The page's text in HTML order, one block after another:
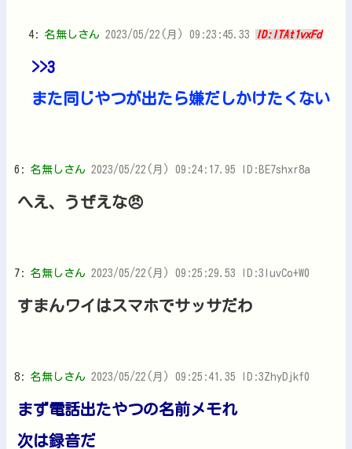
4: 名無しさん 2023/05/22(月) 09:23:45.33 ID:lTAt1vxFd
>>3
また同じやつが出たら嫌だしかけたくない
6: 名無しさん 2023/05/22(月) 09:24:17.95 ID:BE7shxr8a
へえ、うぜえな😠
7: 名無しさん 2023/05/22(月) 09:25:29.53 ID:3IuvCo+W0
すまんワイはスマホでサッサだわ
8: 名無しさん 2023/05/22(月) 09:25:41.35 ID:3ZhyDjkf0
まず電話出たやつの名前メモれ
次は録音だ